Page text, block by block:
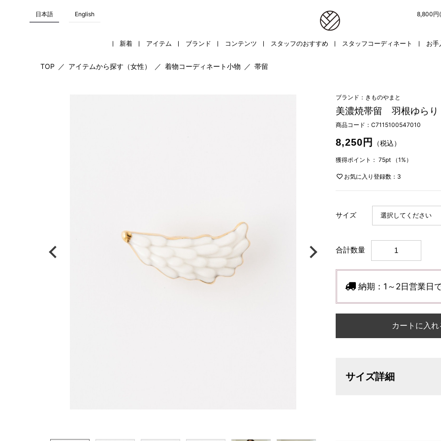
日本語 English 8,800円
新着 アイテム ブランド コンテンツ スタッフのおすすめ スタッフコーディネート お手
TOP ／ アイテムから探す（女性） ／ 着物コーディネート小物 ／ 帯留
ブランド：きものやまと
美濃焼帯留 羽根ゆら
商品コード： C7115100547010
8,250円 （税込）
獲得ポイント： 75pt （1%）
お気に入り登録数：3
サイズ
合計数量
納期： 1～2日営業日
カートに入れ
サイズ詳細